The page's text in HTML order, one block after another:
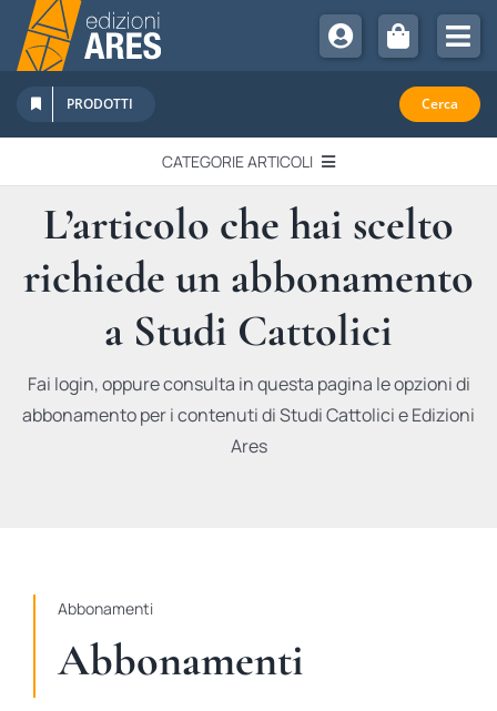
Salta
contenuto
Chi Siamo
Sostienici
Abbonamenti
Promozioni
Newsletter
PRODOTTI Cerca
CATEGORIE ARTICOLI
EDITORIALI
IN QUESTO NUMERO
RECENSIONI
L’articolo che hai scelto
richiede un abbonamento
a Studi Cattolici
Fai login, oppure consulta in questa pagina le opzioni di
abbonamento per i contenuti di Studi Cattolici e Edizioni
Ares
Abbonamenti
Abbonamenti